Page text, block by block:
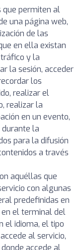
que permiten al
una página web,
de las
en ella existan
y la
la sesión, acceder
los
realizar el
realizar la
en un evento,
la
para la difusión
a través
aquéllas que
con algunas
predefinidas en
en el terminal del
el idioma, el tipo
al servicio,
accede al